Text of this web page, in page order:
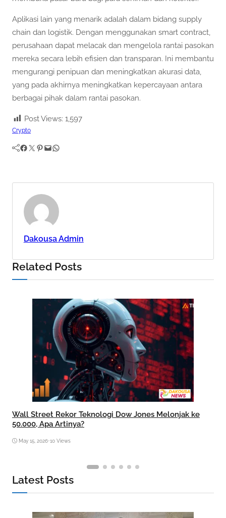
Aplikasi lain yang menarik adalah dalam bidang supply
chain dan logistik. Dengan menggunakan smart contract,
perusahaan dapat melacak dan mengelola rantai pasokan
mereka secara lebih efisien dan transparan. Ini membantu
mengurangi penipuan dan meningkatkan akurasi data,
yang pada akhirnya meningkatkan kepercayaan antara
berbagai pihak dalam rantai pasokan.
Post Views: 1,597
Crypto
Facebook Twitter Pinterest Mail WhatsApp
Dakousa Admin
Related Posts
Wall Street Rekor Teknologi Dow Jones Melonjak ke
50.000, Apa Artinya?
May 15, 2026•10 Views
Latest Posts